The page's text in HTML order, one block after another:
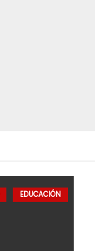
EDUCACIÓN